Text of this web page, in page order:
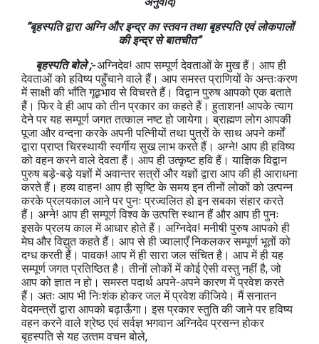
“बृहस्पति द्वारा अग्नि और इन्द्र का स्तवन तथा बृहस्पति एवं लोकपालों
की इन्द्र से बातचीत”
बृहस्पति बोले ;-अग्निदेव! आप सम्पूर्ण देवताओं के मुख हैं। आप ही
देवताओं को हविष्य पहुँचाने वाले हैं। आप समस्त प्राणियों के अन्तःकरण
में साक्षी की भाँति गूढ़भाव से विचरते हैं। विद्वान पुरुष आपको एक बताते
हैं। फिर वे ही आप को तीन प्रकार का कहते हैं। हुताशन! आपके त्याग
देने पर यह सम्पूर्ण जगत तत्काल नष्ट हो जायेगा। ब्राह्मण लोग आपकी
पूजा और वन्दना करके अपनी पत्निीयों तथा पुत्रों के साथ अपने कर्मों
द्वारा प्राप्त चिरस्थायी स्वर्गीय सुख लाभ करते हैं। अग्ने! आप ही हविष्य
को वहन करने वाले देवता हैं। आप ही उत्कृष्ट हवि हैं। याज्ञिक विद्वान
पुरुष बड़े-बड़े यज्ञों में अवान्तर सत्रों और यज्ञों द्वारा आप की ही आराधना
करते हैं। हव्य वाहन! आप ही सृष्टि के समय इन तीनों लोकों को उत्पन्न
करके प्रलयकाल आने पर पुनः प्रज्वलित हो इन सबका संहार करते
हैं। अग्ने! आप ही सम्पूर्ण विश्व के उत्पत्ति स्थान हैं और आप ही पुनः
इसके प्रलय काल में आधार होते हैं। अग्निदेव! मनीषी पुरुष आपको ही
मेघ और विद्युत कहते हैं। आप से ही ज्वालाएँ निकलकर सम्पूर्ण भूतों को
दग्ध करती हैं। पावक! आप में ही सारा जल संचित है। आप में ही यह
सम्पूर्ण जगत प्रतिष्ठित है। तीनों लोकों में कोई ऐसी वस्तु नहीं है, जो
आप को ज्ञात न हो। समस्त पदार्थ अपने-अपने कारण में प्रवेश करते
हैं। अतः आप भी निःशंक होकर जल में प्रवेश कीजिये। मैं सनातन
वेदमन्त्रों द्वारा आपको बढ़ाऊँगा। इस प्रकार स्तुति की जाने पर हविष्य
वहन करने वाले श्रेष्ठ एवं सर्वज्ञ भगवान अग्निदेव प्रसन्न होकर
बृहस्पति से यह उत्‍तम वचन बोले,